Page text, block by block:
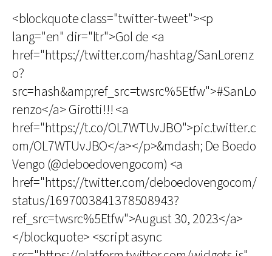
<blockquote class="twitter-tweet"><p
lang="en" dir="ltr">Gol de <a
href="https://twitter.com/hashtag/SanLorenz
o?
src=hash&amp;ref_src=twsrc%5Etfw">#SanLo
renzo</a> Girotti!!! <a
href="https://t.co/OL7WTUvJBO">pic.twitter.c
om/OL7WTUvJBO</a></p>&mdash; De Boedo
Vengo (@deboedovengocom) <a
href="https://twitter.com/deboedovengocom/
status/1697003841378508943?
ref_src=twsrc%5Etfw">August 30, 2023</a>
</blockquote> <script async